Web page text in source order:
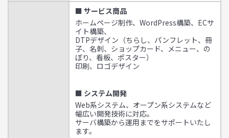
■ サービス商品
ホームページ制作、WordPress構築、ECサ
イト構築、
DTPデザイン（ちらし、パンフレット、冊
子、名刺、ショップカード、メニュー、の
ぼり、看板、ポスター）
印刷、ロゴデザイン
■ システム開発
Web系システム、オープン系システムなど
幅広い開発技術に対応。
サーバ構築から運用までをサポートいたし
ます。